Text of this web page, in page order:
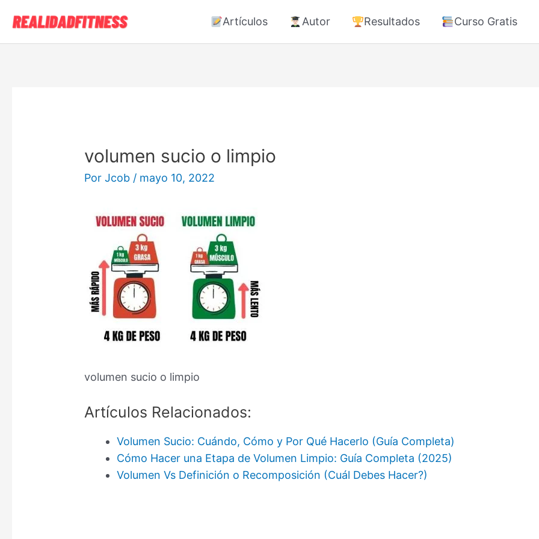
contenido
Artículos Autor Resultados Curso Gratis
volumen sucio o limpio
PorJcob / mayo 10, 2022
volumen sucio o limpio
Artículos Relacionados:
Volumen Sucio: Cuándo, Cómo y Por Qué Hacerlo (Guía Completa)
Cómo Hacer una Etapa de Volumen Limpio: Guía Completa (2025)
Volumen Vs Definición o Recomposición (Cuál Debes Hacer?)